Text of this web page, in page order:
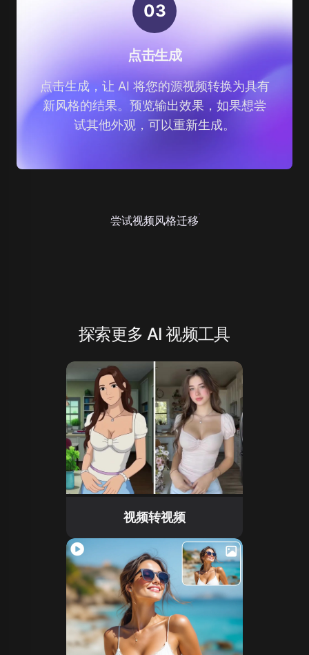
03
点击生成
点击生成，让 AI 将您的源视频转换为具有
新风格的结果。预览输出效果，如果想尝
试其他外观，可以重新生成。
尝试视频风格迁移
探索更多 AI 视频工具
视频转视频